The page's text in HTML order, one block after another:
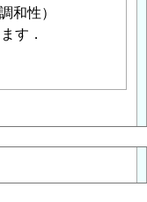
和性）
す．